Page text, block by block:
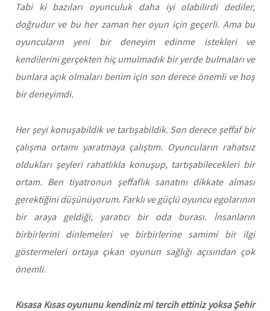
Tabi ki bazıları oyunculuk daha iyi olabilirdi dediler,
doğrudur ve bu her zaman her oyun için geçerli. Ama bu
oyuncuların yeni bir deneyim edinme istekleri ve
kendilerini gerçekten hiç umulmadık bir yerde bulmaları ve
bunlara açık olmaları benim için son derece önemli ve hoş
bir deneyimdi.
Her şeyi konuşabildik ve tartışabildik. Son derece şeffaf bir
çalışma ortamı yaratmaya çalıştım. Oyuncuların rahatsız
oldukları şeyleri rahatlıkla konuşup, tartışabilecekleri bir
ortam. Ben tiyatronun şeffaflık sanatını dikkate alması
gerektiğini düşünüyorum. Farklı ve güçlü oyuncu egolarının
bir araya geldiği, yaratıcı bir oda burası. İnsanların
birbirlerini dinlemeleri ve birbirlerine samimi bir ilgi
göstermeleri ortaya çıkan oyunun sağlığı açısından çok
önemli.
Kısasa Kısas oyununu kendiniz mi tercih ettiniz yoksa Şehir